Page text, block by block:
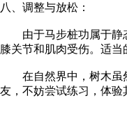
八、调整与放松：
由于马步桩功属于静态
膝关节和肌肉受伤。适当
在自然界中，树木虽然
友，不妨尝试练习，体验